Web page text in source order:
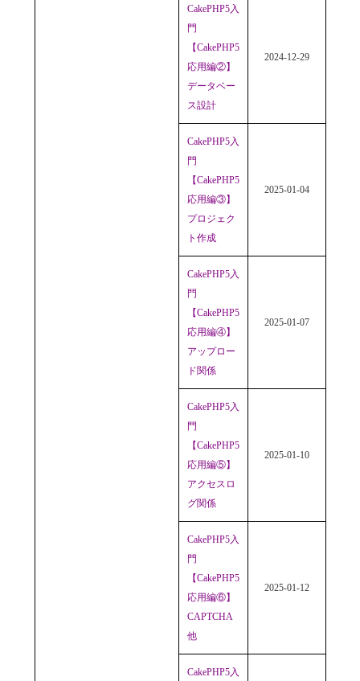
CakePHP5入
門
【CakePHP5
応用編②】
データベー
ス設計
2024-12-29
CakePHP5入
門
【CakePHP5
応用編③】
プロジェク
ト作成
2025-01-04
CakePHP5入
門
【CakePHP5
応用編④】
アップロー
ド関係
2025-01-07
CakePHP5入
門
【CakePHP5
応用編⑤】
アクセスロ
グ関係
2025-01-10
CakePHP5入
門
【CakePHP5
応用編⑥】
CAPTCHA
他
2025-01-12
CakePHP5入